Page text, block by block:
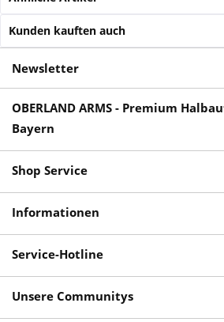
Kunden kauften auch
Newsletter
OBERLAND ARMS - Premium
Bayern
Shop Service
Informationen
Service-Hotline
Unsere Communitys